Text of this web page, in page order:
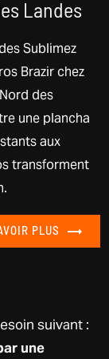
Landes
Sublimez
Brazir chez
des
une plancha
aux
transforment
PLUS
suivant :
une